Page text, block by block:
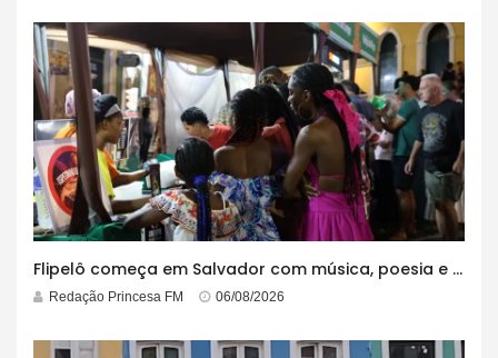
Flipelô começa em Salvador com música, poesia e grande participação
Redação Princesa FM 06/08/2026